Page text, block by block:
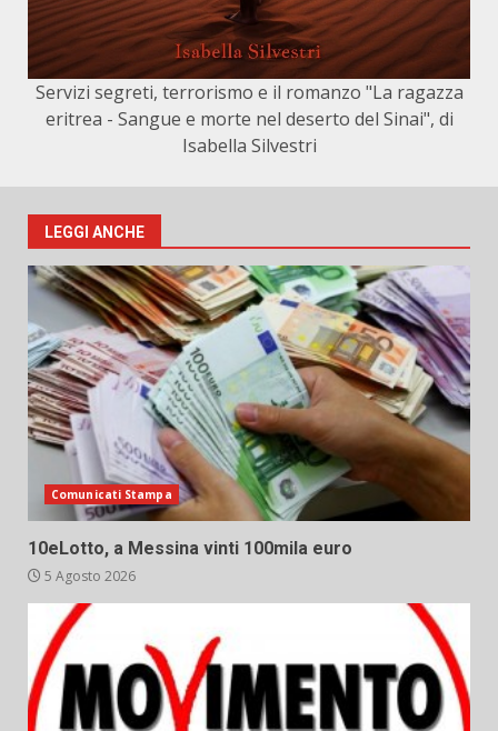
Servizi segreti, terrorismo e il romanzo "La ragazza
eritrea - Sangue e morte nel deserto del Sinai", di
Isabella Silvestri
LEGGI ANCHE
Comunicati Stampa
10eLotto, a Messina vinti 100mila euro
5 Agosto 2026